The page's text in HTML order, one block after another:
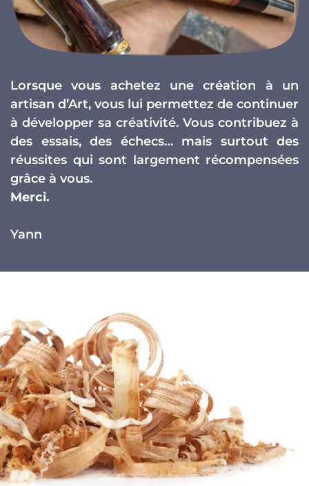
Lorsque vous achetez une création à un
artisan d’Art, vous lui permettez de continuer
à développer sa créativité. Vous contribuez à
des essais, des échecs… mais surtout des
réussites qui sont largement récompensées
grâce à vous.
Merci.
Yann